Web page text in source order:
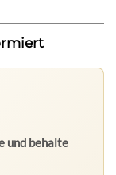
und behalte